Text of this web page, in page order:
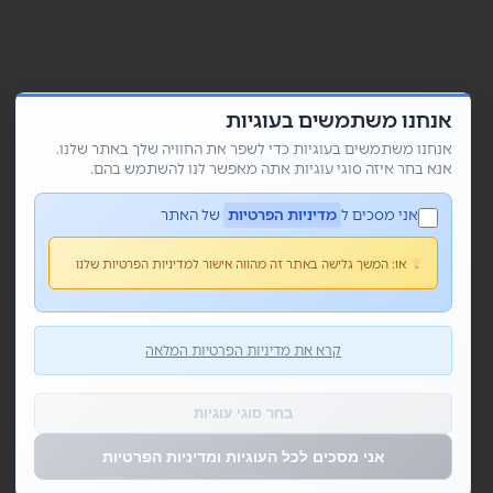
אנחנו משתמשים בעוגיות
אנחנו משתמשים בעוגיות כדי לשפר את החוויה שלך באתר שלנו.
אנא בחר איזה סוגי עוגיות אתה מאפשר לנו להשתמש בהם.
אני מסכים ל מדיניות הפרטיות של האתר
או:המשך גלישה באתר זה מהווה אישור למדיניות הפרטיות שלנו
קרא את מדיניות הפרטיות המלאה
בחר סוגי עוגיות
אני מסכים לכל העוגיות ומדיניות הפרטיות